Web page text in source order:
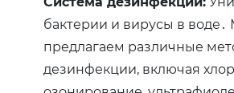
бактерии и вирусы в воде․
предлагаем различные
дезинфекции, включая